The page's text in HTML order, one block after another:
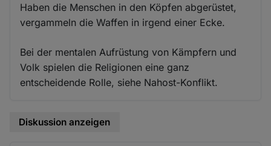
Haben die Menschen in den Köpfen abgerüstet,
vergammeln die Waffen in irgend einer Ecke.
Bei der mentalen Aufrüstung von Kämpfern und
Volk spielen die Religionen eine ganz
entscheidende Rolle, siehe Nahost-Konflikt.
Diskussion anzeigen